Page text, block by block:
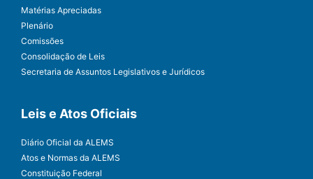
Matérias Apreciadas
Plenário
Comissões
Consolidação de Leis
Secretaria de Assuntos Legislativos e Jurídicos
Leis e Atos Oficiais
Diário Oficial da ALEMS
Atos e Normas da ALEMS
Constituição Federal